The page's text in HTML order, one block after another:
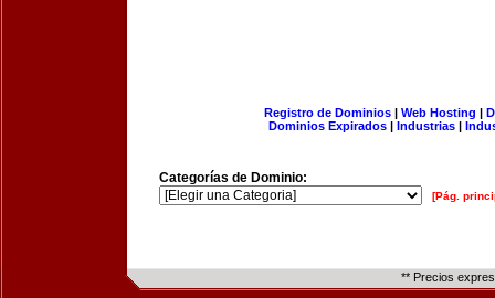
Registro de Dominios| Web Hosting |
Dominios Expirados | Industrias |
Categorías de Dominio:
[Pág.
** Precios